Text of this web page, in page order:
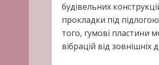
будівельних
прокладки під підлогою
того, гумові пластини
вібрацій від